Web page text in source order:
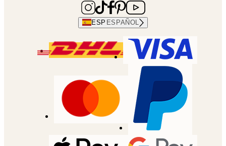
ESP ESPAÑOL